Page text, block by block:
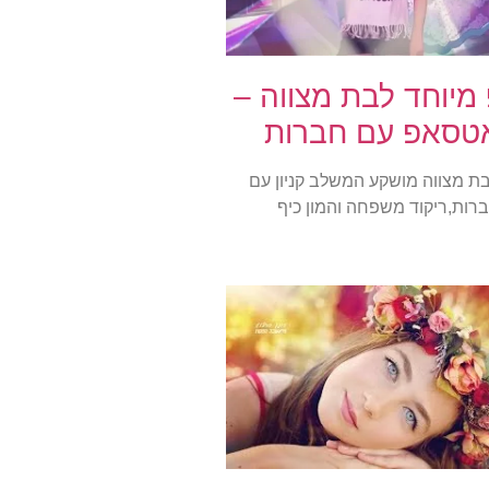
מיוחד לבת מצווה –
עם חברות
מצווה מושקע המשלב קניון עם
משפחה והמון כיף